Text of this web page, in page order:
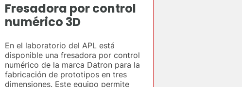
Fresadora por control
numérico 3D
En el laboratorio del APL está
disponible una fresadora por control
numérico de la marca Datron para la
fabricación de prototipos en tres
dimensiones. Este equipo permite